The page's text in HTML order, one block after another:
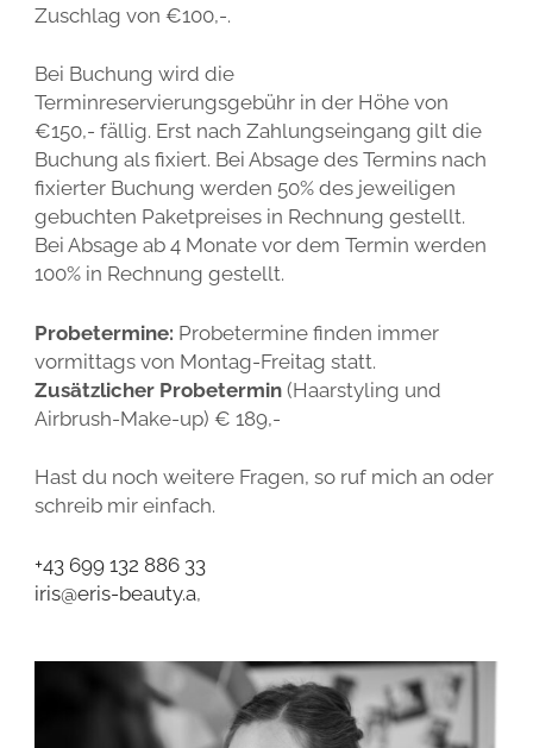
Zuschlag von €100,-.
Bei Buchung wird die
Terminreservierungsgebühr in der Höhe von
€150,- fällig. Erst nach Zahlungseingang gilt die
Buchung als fixiert. Bei Absage des Termins nach
fixierter Buchung werden 50% des jeweiligen
gebuchten Paketpreises in Rechnung gestellt.
Bei Absage ab 4 Monate vor dem Termin werden
100% in Rechnung gestellt.
Probetermine: Probetermine finden immer
vormittags von Montag-Freitag statt.
Zusätzlicher Probetermin(Haarstyling und
Airbrush-Make-up) € 189,-
Hast du noch weitere Fragen, so ruf mich an oder
schreib mir einfach.
+43 699 132 886 33
iris@eris-beauty.a,